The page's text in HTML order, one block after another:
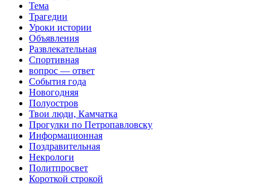
Тема
Трагедии
Уроки истории
Объявления
Развлекательная
Спортивная
вопрос — ответ
События года
Новогодняя
Полуостров
Твои люди, Камчатка
Прогулки по Петропавловску
Информационная
Поздравительная
Некрологи
Политпросвет
Короткой строкой